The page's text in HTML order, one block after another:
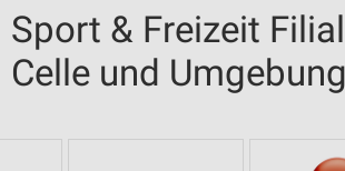
Sport & Freizeit
Celle und Umgebung